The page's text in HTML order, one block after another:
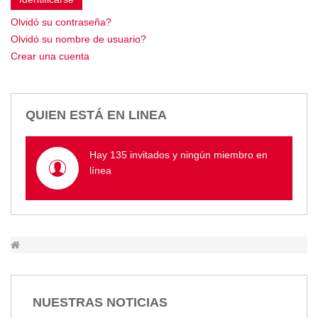
Olvidó su contraseña?
Olvidó su nombre de usuario?
Crear una cuenta
QUIEN ESTÁ EN LINEA
Hay 135 invitados y ningún miembro en
línea
NUESTRAS NOTICIAS
Empresa Pública de Vivienda
Biblioteca
P.A.C. - P.O.A.
Ordenanzas/Resoluciones
Cumplimiento LOTAIP
Concurso de Méritos
Concursos 2016
Servicio